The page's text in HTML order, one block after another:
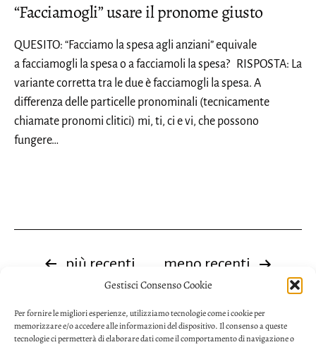
Gestisci Consenso Cookie
Per fornire le migliori esperienze, utilizziamo tecnologie come i cookie per
memorizzare e/o accedere alle informazioni del dispositivo. Il consenso a queste
tecnologie ci permetterà di elaborare dati come il comportamento di navigazione o
“Facciamogli” usare il pronome giusto
QUESITO: “Facciamo la spesa agli anziani” equivale
a facciamogli la spesa o a facciamoli la spesa? RISPOSTA: La
variante corretta tra le due è facciamogli la spesa. A
differenza delle particelle pronominali (tecnicamente
chiamate pronomi clitici) mi, ti, ci e vi, che possono
fungere…
Paginazione
articoli
più recenti meno recenti